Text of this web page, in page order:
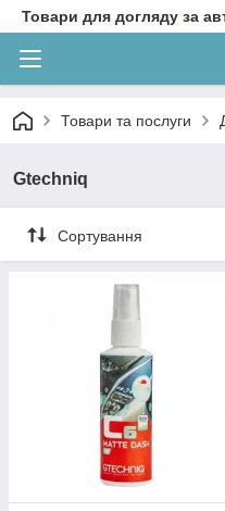
Товари для догляду за
Товари та послуги
Gtechniq
Сортування